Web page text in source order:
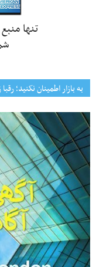
تنها
به بازار اطمینان نکنید؛